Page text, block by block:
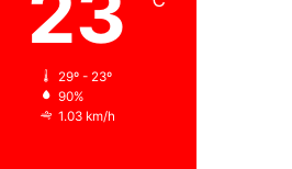
29º - 23º
90%
1.03 km/h